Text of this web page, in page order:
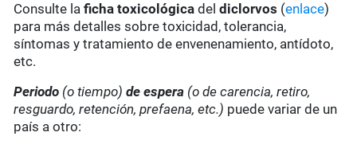
Consulte laficha toxicológica deldiclorvos (enlace)
para más detalles sobre toxicidad, tolerancia,
síntomas y tratamiento de envenenamiento, antídoto,
etc.
Periodo (o tiempo) de espera (o de carencia, retiro,
resguardo, retención, prefaena, etc.) puede variar de un
país a otro: